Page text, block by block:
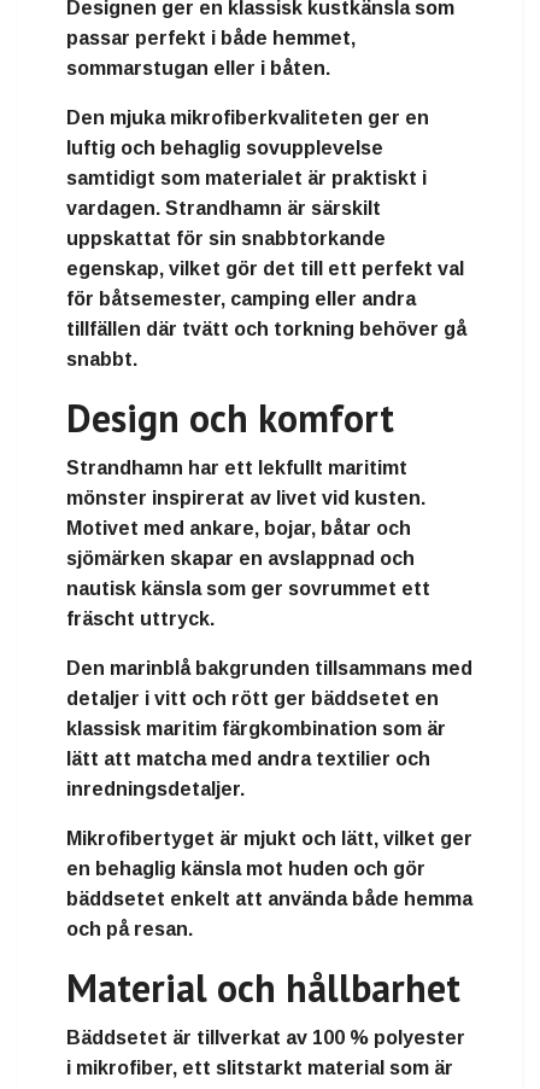
Designen ger en klassisk kustkänsla som
passar perfekt i både hemmet,
sommarstugan eller i båten.
Den mjuka mikrofiberkvaliteten ger en
luftig och behaglig sovupplevelse
samtidigt som materialet är praktiskt i
vardagen. Strandhamn är särskilt
uppskattat för sin snabbtorkande
egenskap, vilket gör det till ett perfekt val
för båtsemester, camping eller andra
tillfällen där tvätt och torkning behöver gå
snabbt.
Design och komfort
Strandhamn har ett lekfullt maritimt
mönster inspirerat av livet vid kusten.
Motivet med ankare, bojar, båtar och
sjömärken skapar en avslappnad och
nautisk känsla som ger sovrummet ett
fräscht uttryck.
Den marinblå bakgrunden tillsammans med
detaljer i vitt och rött ger bäddsetet en
klassisk maritim färgkombination som är
lätt att matcha med andra textilier och
inredningsdetaljer.
Mikrofibertyget är mjukt och lätt, vilket ger
en behaglig känsla mot huden och gör
bäddsetet enkelt att använda både hemma
och på resan.
Material och hållbarhet
Bäddsetet är tillverkat av 100 % polyester
i mikrofiber, ett slitstarkt material som är